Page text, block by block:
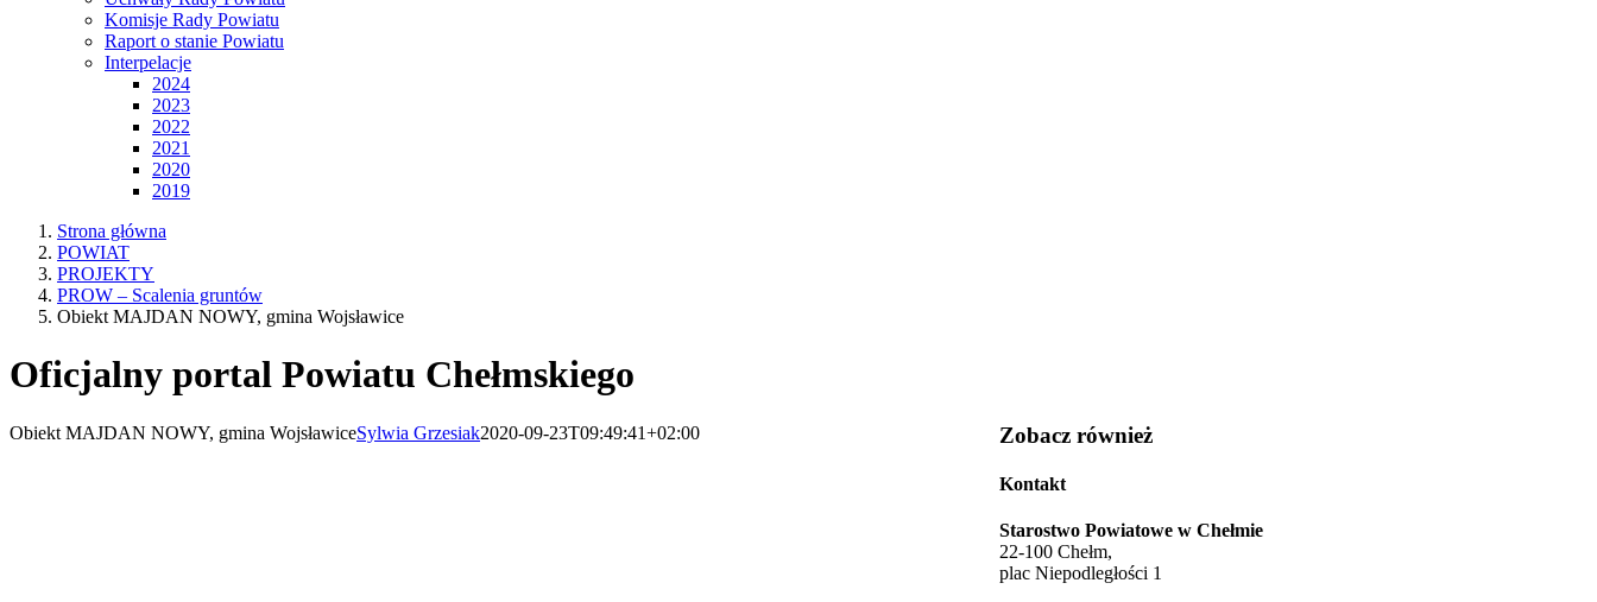
Komisje Rady Powiatu
Raport o stanie Powiatu
Interpelacje
2024
2023
2022
2021
2020
2019
Strona główna
POWIAT
PROJEKTY
PROW – Scalenia gruntów
Obiekt MAJDAN NOWY, gmina Wojsławice
Oficjalny portal Powiatu Chełmskiego
Obiekt MAJDAN NOWY, gmina WojsławiceSylwia Grzesiak2020-09-23T09:49:41+02:00 Zobacz również
Kontakt
Starostwo Powiatowe w Chełmie
22-100 Chełm,
plac Niepodległości 1